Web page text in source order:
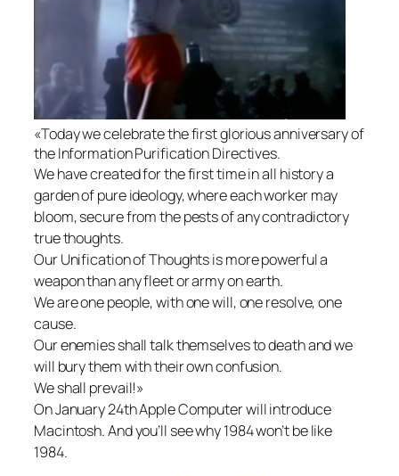
«Today we celebrate the first glorious anniversary of
the Information Purification Directives.
We have created for the first time in all history a
garden of pure ideology, where each worker may
bloom, secure from the pests of any contradictory
true thoughts.
Our Unification of Thoughts is more powerful a
weapon than any fleet or army on earth.
We are one people, with one will, one resolve, one
cause.
Our enemies shall talk themselves to death and we
will bury them with their own confusion.
We shall prevail!»
On January 24th Apple Computer will introduce
Macintosh. And you’ll see why 1984 won’t be like
1984.